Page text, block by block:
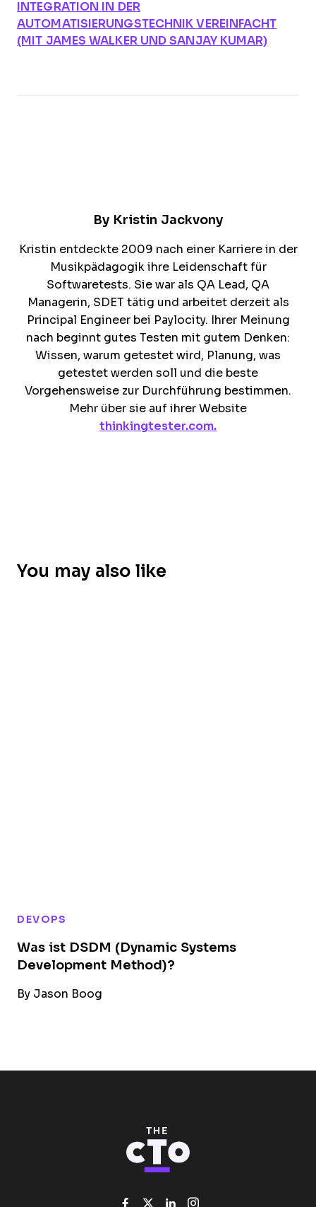
INTEGRATION IN DER
AUTOMATISIERUNGSTECHNIK VEREINFACHT
(MIT JAMES WALKER UND SANJAY KUMAR)
By Kristin Jackvony
Kristin entdeckte 2009 nach einer Karriere in der
Musikpädagogik ihre Leidenschaft für
Softwaretests. Sie war als QA Lead, QA
Managerin, SDET tätig und arbeitet derzeit als
Principal Engineer bei Paylocity. Ihrer Meinung
nach beginnt gutes Testen mit gutem Denken:
Wissen, warum getestet wird, Planung, was
getestet werden soll und die beste
Vorgehensweise zur Durchführung bestimmen.
Mehr über sie auf ihrer Website
thinkingtester.com.
You may also like
DEVOPS
Was ist DSDM (Dynamic Systems
Development Method)?
By Jason Boog